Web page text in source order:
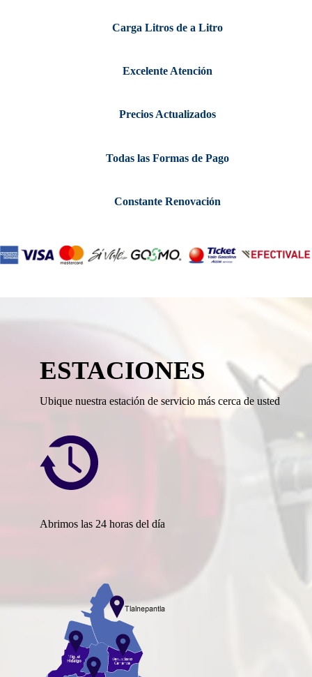
Carga Litros de a Litro
Excelente Atención
Precios Actualizados
Todas las Formas de Pago
Constante Renovación
ESTACIONES
Ubique nuestra estación de servicio más cerca de usted
Abrimos las 24 horas del día